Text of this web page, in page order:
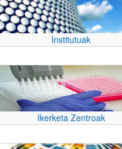
Institutuak
Ikerketa Zentroak